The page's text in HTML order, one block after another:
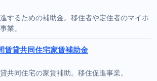
するための補助金。移住者や定住者のマイホ
業。
賃貸共同住宅家賃補助金
共同住宅の家賃補助。移住促進事業。